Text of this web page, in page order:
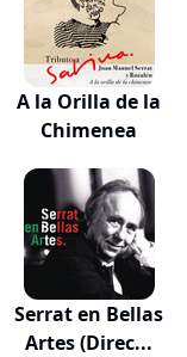
A la Orilla de la
Chimenea
Serrat en Bellas
Artes (Direc...